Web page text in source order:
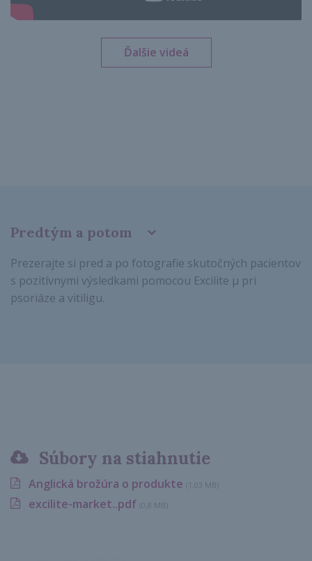
Ďalšie videá
Predtým a potom
Prezerajte si pred a po fotografie skutočných pacientov
s pozitívnymi výsledkami pomocou Excilite μ pri
psoriáze a vitiligu.
Súbory na stiahnutie
Anglická brožúra o produkte (1,03 MB)
excilite-market..pdf (0,8 MB)